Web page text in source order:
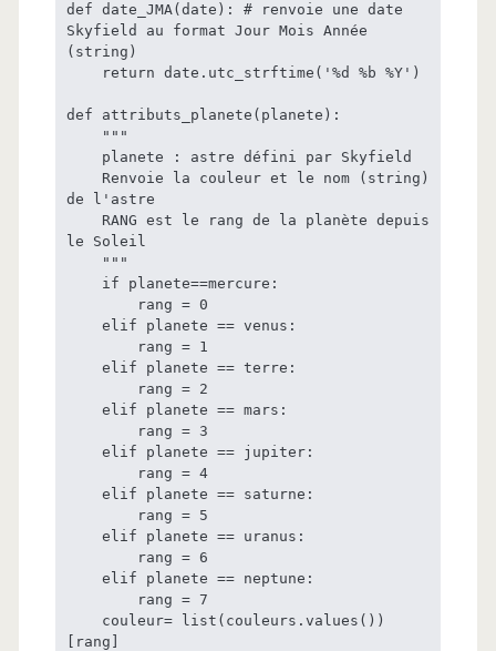
def date_JMA(date): # renvoie une date
Skyfield au format Jour Mois Année
(string)
def attributs_planete(planete):
de l'astre
le Soleil
[rang]